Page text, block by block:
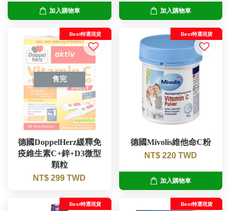
加入購物車 加入購物車
售完
Best特選現貨
德國DoppelHerz緩釋免
疫維生素C+鋅+D3微型
顆粒
NT$ 299 TWD
Best特選現貨
德國Mivolis維他命C粉
NT$ 220 TWD
加入購物車
Best特選現貨 Best特選現貨